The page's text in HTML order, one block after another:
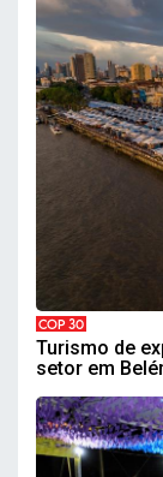
COP 30
Turismo de
setor em